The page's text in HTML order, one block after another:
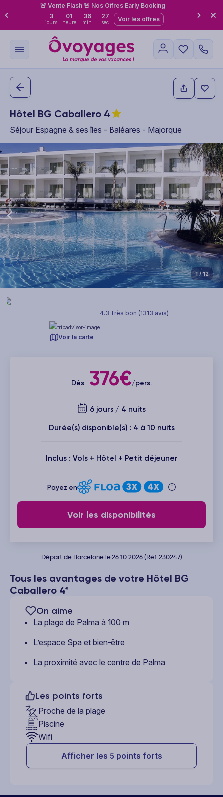
🚨 Vente Flash 🚨 Nos Offres Early Booking
3
jours
01
heure
36
min
26
sec Voir les offres
Hôtel BG Caballero 4
Séjour Espagne & ses îles - Baléares - Majorque
This carousel shows one large product image at a time. Use the
1 / 12
4.3 Très bon (1313 avis)
Voir la carte
Tous les avantages de votre Hôtel BG
Caballero 4*
On aime
La plage de Palma à 100 m
L’espace Spa et bien-être
La proximité avec le centre de Palma
Les points forts
Proche de la plage
Piscine
Wifi
Afficher les 5 points forts
Dès 376€/pers.
6 jours / 4 nuits
Durée(s) disponible(s) : 4 à 10 nuits
Inclus : Vols + Hôtel + Petit déjeuner
Payez en
Voir les disponibilités
Départ de Barcelone le 26.10.2026 (Réf.:230247)